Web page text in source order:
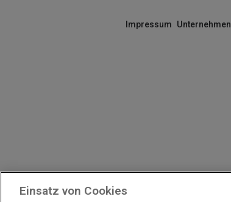
Impressum Unternehmen
Einsatz von Cookies